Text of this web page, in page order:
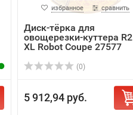
избранное сравнить
Диск-тёрка для
овощерезки-куттера
XL Robot Coupe 27577
(0)
5 912,94 руб.